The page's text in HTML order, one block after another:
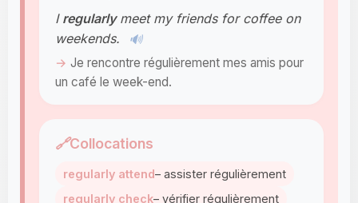
I regularlymeet my friends for coffee on
weekends.
🔊
Je rencontre régulièrement mes amis pour
un café le week-end.
🔗Collocations
regularly attend– assister régulièrement
regularly check– vérifier régulièrement